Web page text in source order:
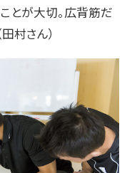
とが大切。広背筋だ
村さん）